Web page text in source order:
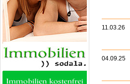
11.03.26
04.09.25